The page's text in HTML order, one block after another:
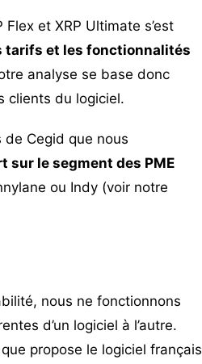
et XRP Ultimate s’est
tarifs et les fonctionnalités
analyse se base donc
clients du logiciel.
Cegid que nous
sur le segment des PME
ou Indy (voir notre
nous ne fonctionnons
d’un logiciel à l’autre.
propose le logiciel français